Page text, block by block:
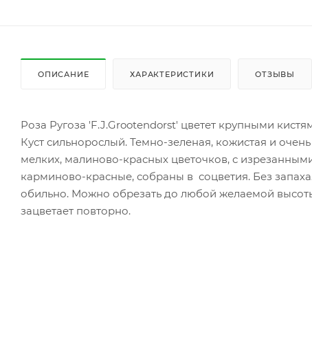
ОПИСАНИЕ ХАРАКТЕРИСТИКИ ОТЗЫВЫ
Роза Ругоза 'F.J.Grootendorst' цветет крупными
Куст сильнорослый. Темно-зеленая, кожистая и
мелких, малиново-красных цветочков, с
карминово-красные, собраны в соцветия. Без
обильно. Можно обрезать до любой желаемой
зацветает повторно.